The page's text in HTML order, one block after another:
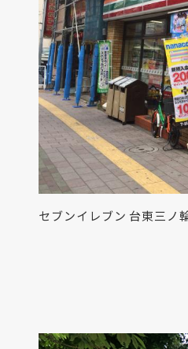
セブンイレブン 台東三ノ